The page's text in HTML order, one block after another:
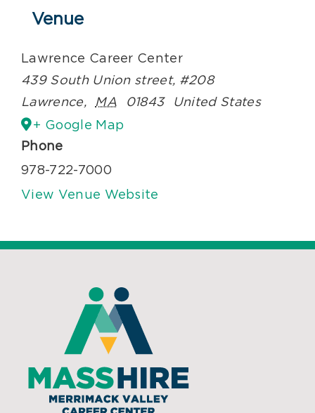
Venue
Lawrence Career Center
439 South Union street, #208
Lawrence, MA 01843
United States
+ Google Map
Phone
978-722-7000
View Venue Website